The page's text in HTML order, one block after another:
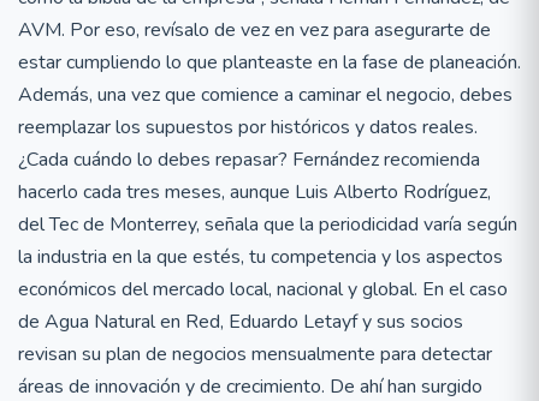
AVM. Por eso, revísalo de vez en vez para asegurarte de
estar cumpliendo lo que planteaste en la fase de planeación.
Además, una vez que comience a caminar el negocio, debes
reemplazar los supuestos por históricos y datos reales.
¿Cada cuándo lo debes repasar? Fernández recomienda
hacerlo cada tres meses, aunque Luis Alberto Rodríguez,
del Tec de Monterrey, señala que la periodicidad varía según
la industria en la que estés, tu competencia y los aspectos
económicos del mercado local, nacional y global. En el caso
de Agua Natural en Red, Eduardo Letayf y sus socios
revisan su plan de negocios mensualmente para detectar
áreas de innovación y de crecimiento. De ahí han surgido